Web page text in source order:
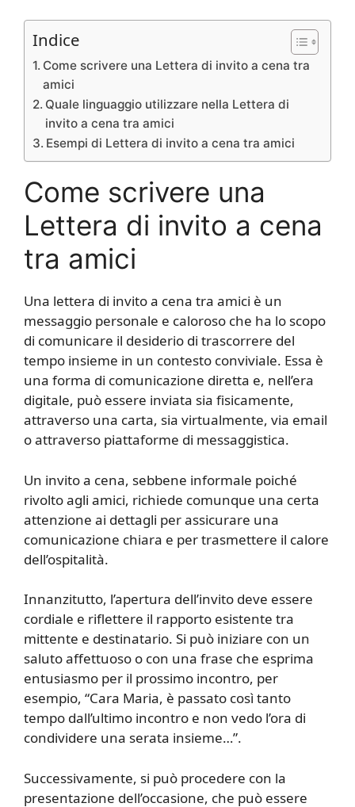
Indice
Come scrivere una Lettera di invito a cena tra
amici
Quale linguaggio utilizzare nella Lettera di
invito a cena tra amici
Esempi di Lettera di invito a cena tra amici
Come scrivere una
Lettera di invito a cena
tra amici
Una lettera di invito a cena tra amici è un
messaggio personale e caloroso che ha lo scopo
di comunicare il desiderio di trascorrere del
tempo insieme in un contesto conviviale. Essa è
una forma di comunicazione diretta e, nell’era
digitale, può essere inviata sia fisicamente,
attraverso una carta, sia virtualmente, via email
o attraverso piattaforme di messaggistica.
Un invito a cena, sebbene informale poiché
rivolto agli amici, richiede comunque una certa
attenzione ai dettagli per assicurare una
comunicazione chiara e per trasmettere il calore
dell’ospitalità.
Innanzitutto, l’apertura dell’invito deve essere
cordiale e riflettere il rapporto esistente tra
mittente e destinatario. Si può iniziare con un
saluto affettuoso o con una frase che esprima
entusiasmo per il prossimo incontro, per
esempio, “Cara Maria, è passato così tanto
tempo dall’ultimo incontro e non vedo l’ora di
condividere una serata insieme…”.
Successivamente, si può procedere con la
presentazione dell’occasione, che può essere